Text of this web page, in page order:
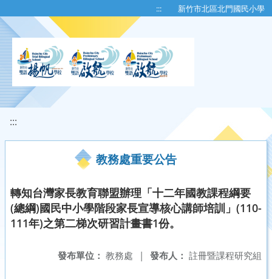
::: 新竹市北區北門國民小學
:::
教務處重要公告
轉知台灣家長教育聯盟辦理「十二年國教課程綱要
(總綱)國民中小學階段家長宣導核心講師培訓」(110-
111年)之第二梯次研習計畫書1份。
發布人： 註冊暨課程研究組
發布單位： 教務處 |